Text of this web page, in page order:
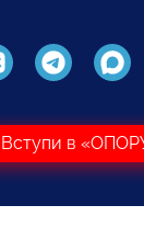
Вступи в